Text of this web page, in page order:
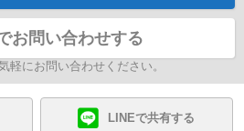
お問い合わせする
軽にお問い合わせください。
LINEで共有する